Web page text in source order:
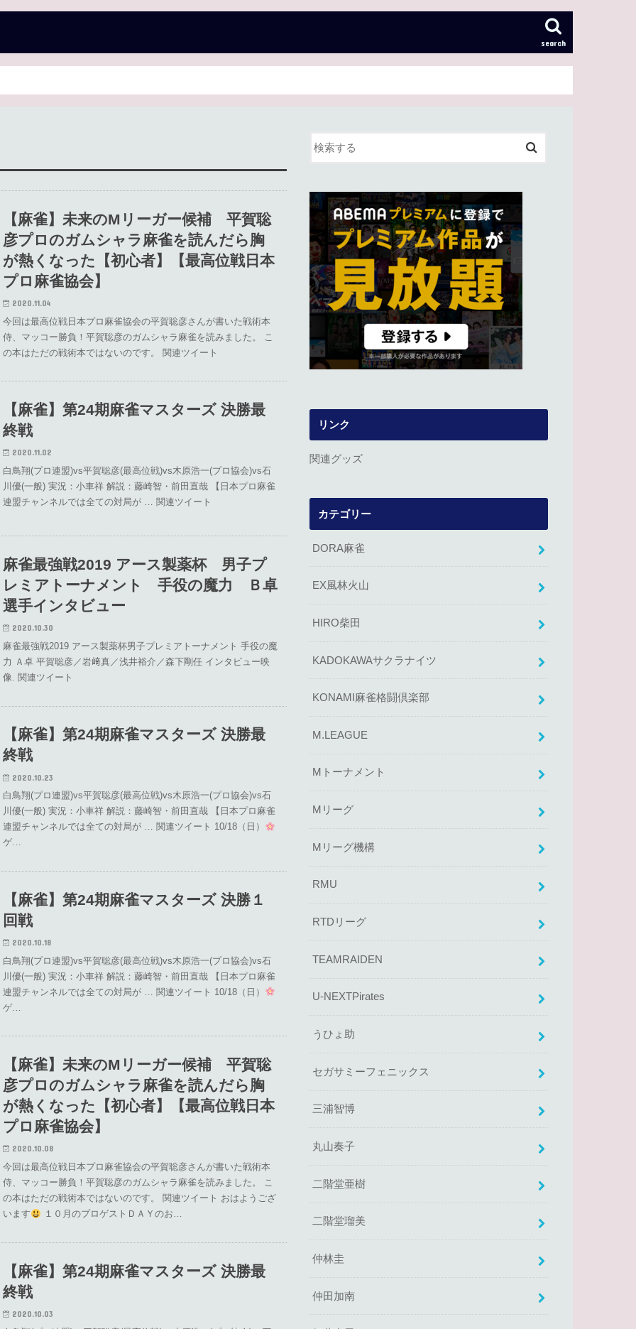
search
【麻雀】未来のMリーガー候補 平賀聡
彦プロのガムシャラ麻雀を読んだら胸
が熱くなった【初心者】【最高位戦日本
プロ麻雀協会】
2020.11.04
今回は最高位戦日本プロ麻雀協会の平賀聡彦さんが書いた戦術本
侍、マッコー勝負！平賀聡彦のガムシャラ麻雀を読みました。 こ
の本はただの戦術本ではないのです。 関連ツイート
【麻雀】第24期麻雀マスターズ 決勝最
終戦
2020.11.02
白鳥翔(プロ連盟)vs平賀聡彦(最高位戦)vs木原浩一(プロ協会)vs石
川優(一般) 実況：小車祥 解説：藤崎智・前田直哉 【日本プロ麻雀
連盟チャンネルでは全ての対局が … 関連ツイート
麻雀最強戦2019 アース製薬杯 男子プ
レミアトーナメント 手役の魔力 Ｂ卓
選手インタビュー
2020.10.30
麻雀最強戦2019 アース製薬杯男子プレミアトーナメント 手役の魔
力 Ａ卓 平賀聡彦／岩﨑真／浅井裕介／森下剛任 インタビュー映
像. 関連ツイート
【麻雀】第24期麻雀マスターズ 決勝最
終戦
2020.10.23
白鳥翔(プロ連盟)vs平賀聡彦(最高位戦)vs木原浩一(プロ協会)vs石
川優(一般) 実況：小車祥 解説：藤崎智・前田直哉 【日本プロ麻雀
連盟チャンネルでは全ての対局が … 関連ツイート 10/18（日）
ゲ…
【麻雀】第24期麻雀マスターズ 決勝１
回戦
2020.10.18
白鳥翔(プロ連盟)vs平賀聡彦(最高位戦)vs木原浩一(プロ協会)vs石
川優(一般) 実況：小車祥 解説：藤崎智・前田直哉 【日本プロ麻雀
連盟チャンネルでは全ての対局が … 関連ツイート 10/18（日）
ゲ…
【麻雀】未来のMリーガー候補 平賀聡
彦プロのガムシャラ麻雀を読んだら胸
が熱くなった【初心者】【最高位戦日本
プロ麻雀協会】
2020.10.08
今回は最高位戦日本プロ麻雀協会の平賀聡彦さんが書いた戦術本
侍、マッコー勝負！平賀聡彦のガムシャラ麻雀を読みました。 こ
の本はただの戦術本ではないのです。 関連ツイート おはようござ
います
１０月のプロゲストＤＡＹのお…
【麻雀】第24期麻雀マスターズ 決勝最
終戦
2020.10.03
リンク
関連グッズ
カテゴリー
DORA麻雀
EX風林火山
HIRO柴田
KADOKAWAサクラナイツ
KONAMI麻雀格闘倶楽部
M.LEAGUE
Mトーナメント
Mリーグ
Mリーグ機構
RMU
RTDリーグ
TEAMRAIDEN
U-NEXTPirates
うひょ助
セガサミーフェニックス
三浦智博
丸山奏子
二階堂亜樹
二階堂瑠美
仲林圭
仲田加南